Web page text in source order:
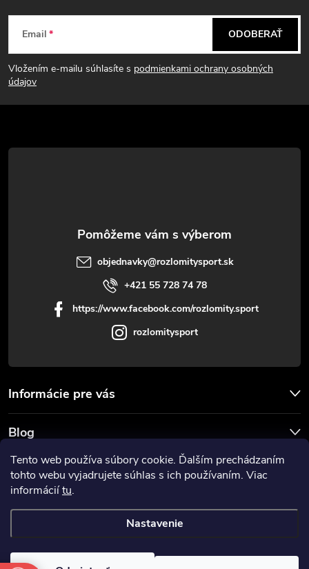
Tento web používa súbory cookie. Ďalším prechádzaním
tohto webu vyjadrujete súhlas s ich používaním. Viac
informáciítu.
Nastavenie
Z
á
p
t
Email
Vložením e-mailu súhlasíte s podmienkami ochrany osobných
údajov
ODOBERAŤ
objednavky@rozlomitysport.sk
+421 55 728 74 78
https://www.facebook.com/rozlomity.sport
rozlomitysport
Informácie pre vás
Blog
Prijímame online platby
Rozlomitysport. Všetky práva vyhradené.